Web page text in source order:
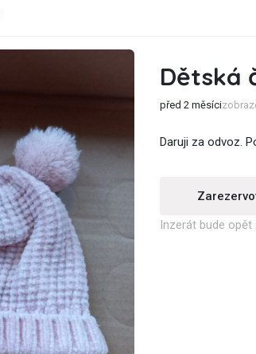
Dětská
před 2 měsíci
Daruji za odvoz.
Inzerát bude opět